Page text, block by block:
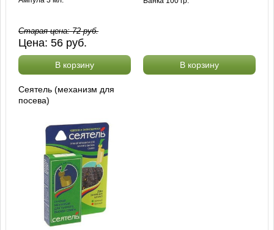
Старая цена:72руб.
Цена:56 руб.
В корзину В корзину
Сеятель (механизм для
посева)